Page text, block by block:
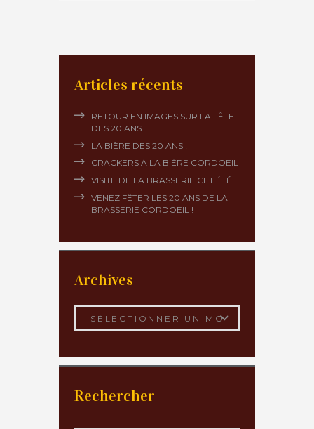
Articles récents
RETOUR EN IMAGES SUR LA FÊTE
DES 20 ANS
LA BIÈRE DES 20 ANS !
CRACKERS À LA BIÈRE CORDOEIL
VISITE DE LA BRASSERIE CET ÉTÉ
VENEZ FÊTER LES 20 ANS DE LA
BRASSERIE CORDOEIL !
Archives
Rechercher